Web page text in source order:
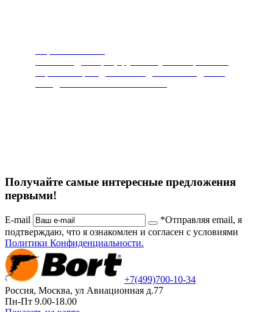
Получайте самые интересные предложения
первыми!
E-mail
*Отправляя email, я
подтверждаю, что я ознакомлен и согласен с условиями
Политики Конфиденциальности.
+7(499)700-10-34
Россия, Москва, ул Авиационная д.77
Пн-Пт 9.00-18.00